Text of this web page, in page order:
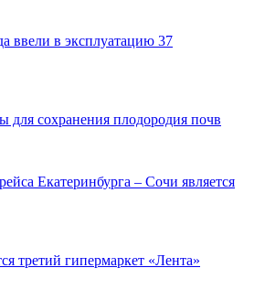
ввели в эксплуатацию 37
для сохранения плодородия почв
Екатеринбурга – Сочи является
третий гипермаркет «Лента»